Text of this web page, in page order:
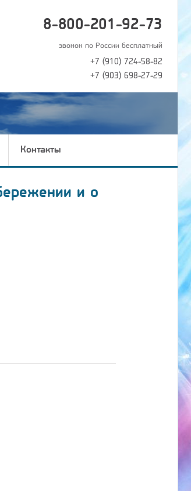
8-800-201-92-73
звонок по России бесплатный
+7 (910) 724-58-82
+7 (903) 698-27-29
Контакты
и о